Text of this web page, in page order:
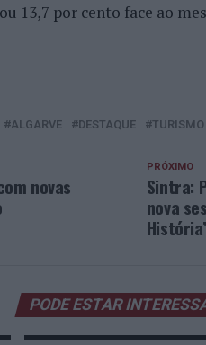
13,7 por cento face ao
ALGARVE DESTAQUE TURISMO
PRÓXIMO
Sintra:
nova
novas
PODE ESTAR